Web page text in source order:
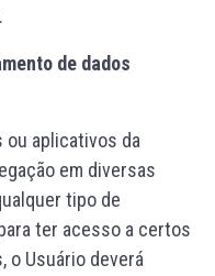
de dados
ou aplicativos da
em diversas
tipo de
ter acesso a certos
o Usuário deverá